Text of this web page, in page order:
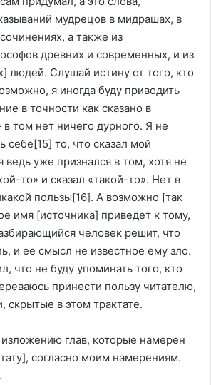
мудрецов в мидрашах, в
а также из
древних и современных, и из
людей. Слушай истину от того, кто
я иногда буду приводить
в точности как сказано в
в том нет ничего дурного. Я не
себе[15] то, что сказал мой
ведь уже признался в том, хотя не
то» и сказал «такой-то». Нет в
пользы[16]. А возможно [так
имя [источника] приведет к тому,
человек решит, что
и ее смысл не известное ему зло.
что не буду упоминать того, кто
принести пользу читателю,
скрытые в этом трактате.
глав, которые намерен
согласно моим намерениям.